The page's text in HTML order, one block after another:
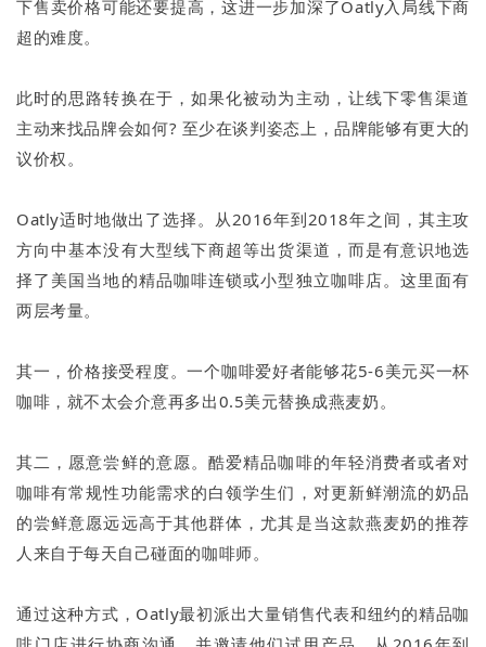
下售卖价格可能还要提高，这进一步加深了Oatly入局线下商
超的难度。
此时的思路转换在于，如果化被动为主动，让线下零售渠道
主动来找品牌会如何? 至少在谈判姿态上，品牌能够有更大的
议价权。
Oatly适时地做出了选择。从2016年到2018年之间，其主攻
方向中基本没有大型线下商超等出货渠道，而是有意识地选
择了美国当地的精品咖啡连锁或小型独立咖啡店。这里面有
两层考量。
其一，价格接受程度。一个咖啡爱好者能够花5-6美元买一杯
咖啡，就不太会介意再多出0.5美元替换成燕麦奶。
其二，愿意尝鲜的意愿。酷爱精品咖啡的年轻消费者或者对
咖啡有常规性功能需求的白领学生们，对更新鲜潮流的奶品
的尝鲜意愿远远高于其他群体，尤其是当这款燕麦奶的推荐
人来自于每天自己碰面的咖啡师。
通过这种方式，Oatly最初派出大量销售代表和纽约的精品咖